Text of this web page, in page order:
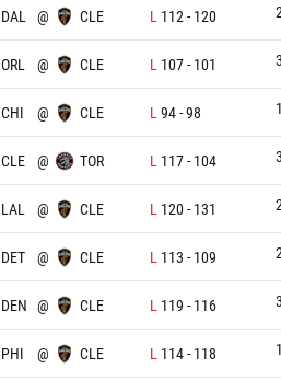
DAL @ CLE L 112 - 120
ORL @ CLE L 107- 101
CHI @ CLE L 94-98
CLE @ TOR L 117- 104
LAL @ CLE L 120- 131
DET @ CLE L 113 - 109
DEN @ CLE L 119 - 116
PHI @ CLE L 114- 118